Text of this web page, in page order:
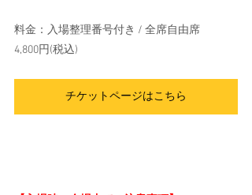
料金：入場整理番号付き / 全席自由席
4,800円(税込)
チケットページはこちら